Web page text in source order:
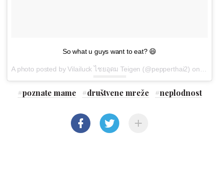
So what u guys want to eat? 😄
#poznate mame #društvene mreže #neplodnost